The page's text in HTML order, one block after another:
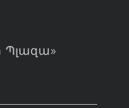
Պլազա»